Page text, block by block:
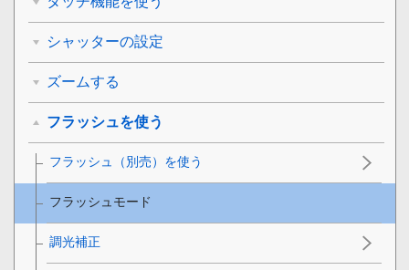
シャッターの設定
ズームする
フラッシュを使う
フラッシュ（別売）を使う
フラッシュモード
調光補正